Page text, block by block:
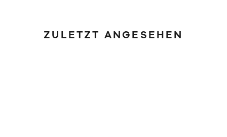
ZULETZT ANGESEHEN